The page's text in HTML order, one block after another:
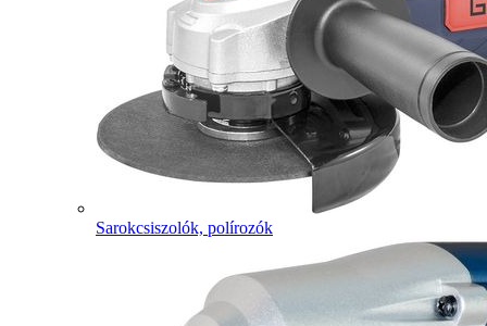
Sarokcsiszolók, polírozók